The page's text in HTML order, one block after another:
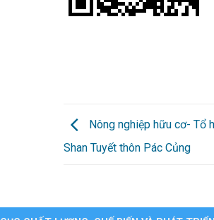
Nông nghiệp hữu cơ- Tổ
Shan Tuyết thôn Pác Củng